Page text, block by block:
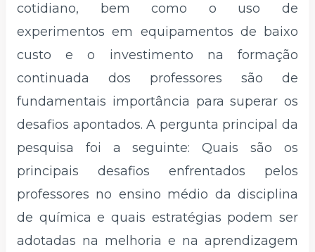
cotidiano, bem como o uso de
experimentos em equipamentos de baixo
custo e o investimento na formação
continuada dos professores são de
fundamentais importância para superar os
desafios apontados. A pergunta principal da
pesquisa foi a seguinte: Quais são os
principais desafios enfrentados pelos
professores no ensino médio da disciplina
de química e quais estratégias podem ser
adotadas na melhoria e na aprendizagem